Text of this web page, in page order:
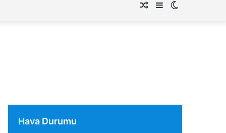
Sidebar
Random
Hava Durumu